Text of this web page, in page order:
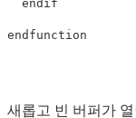
endif
endfunction
새롭고 빈 버퍼가